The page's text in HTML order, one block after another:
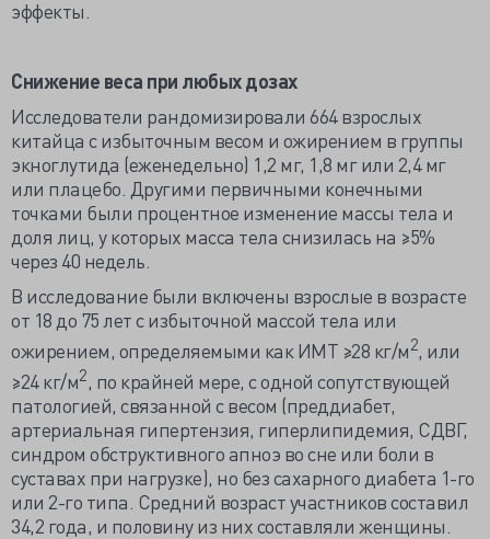
эффекты.
Снижение веса при любых дозах
Исследователи рандомизировали 664 взрослых
китайца с избыточным весом и ожирением в группы
экноглутида (еженедельно) 1,2 мг, 1,8 мг или 2,4 мг
или плацебо. Другими первичными конечными
точками были процентное изменение массы тела и
доля лиц, у которых масса тела снизилась на ≥5%
через 40 недель.
В исследование были включены взрослые в возрасте
от 18 до 75 лет с избыточной массой тела или
ожирением, определяемыми как ИМТ ≥28 кг/м2, или
≥24 кг/м2, по крайней мере, с одной сопутствующей
патологией, связанной с весом (преддиабет,
артериальная гипертензия, гиперлипидемия, СДВГ,
синдром обструктивного апноэ во сне или боли в
суставах при нагрузке), но без сахарного диабета 1-го
или 2-го типа. Средний возраст участников составил
34,2 года, и половину из них составляли женщины.